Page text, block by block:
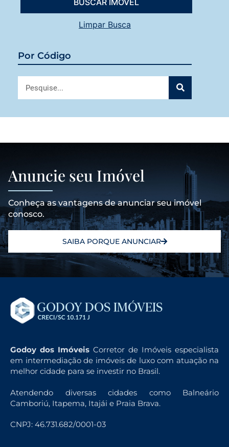
Limpar Busca
Por Código
Anuncie seu Imóvel
Conheça as vantagens de anunciar seu imóvel
conosco.
SAIBA PORQUE ANUNCIAR
Godoy dos Imóveis Corretor de Imóveis especialista
em intermediação de imóveis de luxo com atuação na
melhor cidade para se investir no Brasil.
Atendendo diversas cidades como Balneário
Camboriú, Itapema, Itajái e Praia Brava.
CNPJ: 46.731.682/0001-03